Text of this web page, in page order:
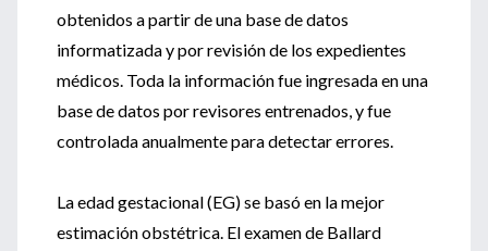
obtenidos a partir de una base de datos
informatizada y por revisión de los expedientes
médicos. Toda la información fue ingresada en una
base de datos por revisores entrenados, y fue
controlada anualmente para detectar errores.
La edad gestacional (EG) se basó en la mejor
estimación obstétrica. El examen de Ballard